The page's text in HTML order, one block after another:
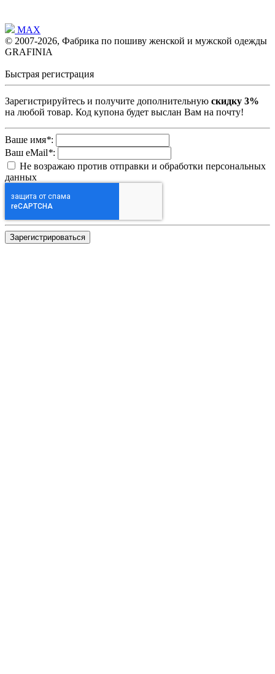
MAX
© 2007-2026, Фабрика по пошиву женской и мужской одежды
GRAFINIA
Быстрая регистрация
Зарегистрируйтесь и получите дополнительную скидку 3%
на любой товар. Код купона будет выслан Вам на почту!
Ваше имя*:
Ваш eMail*:
Не возражаю против отправки и обработки персональных
данных